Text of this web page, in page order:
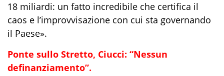
18 miliardi: un fatto incredibile che certifica il
caos e l’improvvisazione con cui sta governando
il Paese».
Ponte sullo Stretto, Ciucci: “Nessun
definanziamento”.